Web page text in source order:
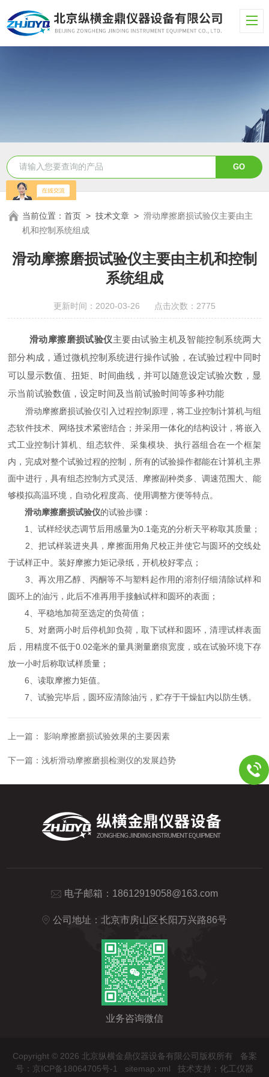
当前位置：首页 >技术文章 >滑动摩擦磨损试验仪主要由主
机和控制系统组成
滑动摩擦磨损试验仪主要由主机和控制
系统组成
更新时间：2020-03-26 点击次数：2775
滑动摩擦磨损试验仪主要由试验主机及智能控制系统两大
部分构成，通过微机控制系统进行操作试验，在试验过程中同时
可以显示数值、扭矩、时间曲线，并可以随意设定试验次数，显
示当前试验数值，设定时间及当前试验时间等多种功能
滑动摩擦磨损试验仪引入过程控制原理，将工业控制计算机与组
态软件技术、网络技术紧密结合；并采用一体化的结构设计，将嵌入
式工业控制计算机、组态软件、采集模块、执行器组合在一个框架
内，完成对整个试验过程的控制，所有的试验操作都能在计算机主界
面中进行，具有组态控制方式灵活、摩擦副种类多、调速范围大、能
够模拟高温环境，自动化程度高、使用调整方便等特点。
滑动摩擦磨损试验仪的试验步骤：
1、试样经状态调节后用感量为0.1毫克的分析天平称取其质量；
2、把试样装进夹具，摩擦面用角尺校正并使它与圆环的交线处
于试样正中。装好摩擦力矩记录纸，开机校好零点；
3、再次用乙醇、丙酮等不与塑料起作用的溶剂仔细清除试样和
圆环上的油污，此后不准再用手接触试样和圆环的表面；
4、平稳地加荷至选定的负荷值；
5、对磨两小时后停机卸负荷，取下试样和圆环，清理试样表面
后，用精度不低于0.02毫米的量具测量磨痕宽度，或在试验环境下存
放一小时后称取试样质量；
6、读取摩擦力矩值。
7、试验完毕后，圆环应清除油污，贮存于干燥缸内以防生锈。
上一篇： 影响摩擦磨损试验效果的主要因素
下一篇：浅析滑动摩擦磨损检测仪的发展趋势
电子邮箱： 18612919058@163.com
公司地址：北京市房山区长阳万兴路86号
业务咨询微信
Copyright © 2026 北京纵横金鼎仪器设备有限公司版权所有 备案
号：京ICP备18064705号-1
sitemap.xml 技术支持： 化工仪器